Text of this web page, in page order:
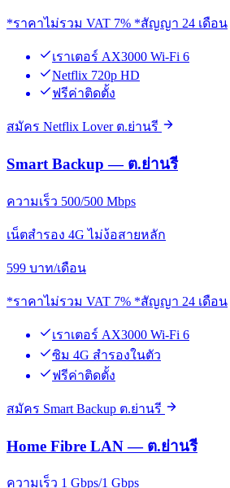
*ราคาไม่รวม VAT 7% *สัญญา 24 เดือน
เราเตอร์ AX3000 Wi-Fi 6
Netflix 720p HD
ฟรีค่าติดตั้ง
สมัคร Netflix Lover ต.ย่านรี
Smart Backup — ต.ย่านรี
ความเร็ว 500/500 Mbps
เน็ตสำรอง 4G ไม่ง้อสายหลัก
599 บาท/เดือน
*ราคาไม่รวม VAT 7% *สัญญา 24 เดือน
เราเตอร์ AX3000 Wi-Fi 6
ซิม 4G สำรองในตัว
ฟรีค่าติดตั้ง
สมัคร Smart Backup ต.ย่านรี
Home Fibre LAN — ต.ย่านรี
ความเร็ว 1 Gbps/1 Gbps